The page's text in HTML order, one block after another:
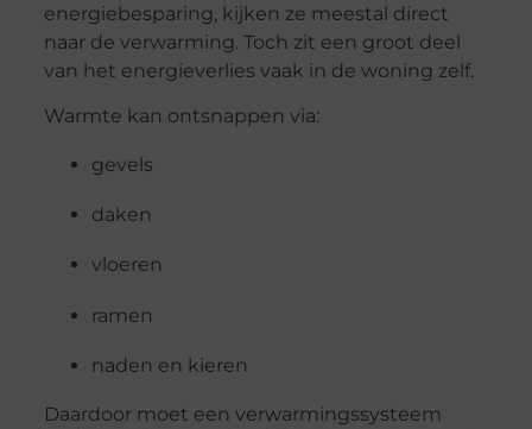
energiebesparing, kijken ze meestal direct
naar de verwarming. Toch zit een groot deel
van het energieverlies vaak in de woning zelf.
Warmte kan ontsnappen via:
gevels
daken
vloeren
ramen
naden en kieren
Daardoor moet een verwarmingssysteem